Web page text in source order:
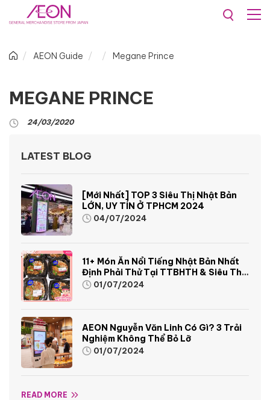
AEON Guide Megane Prince
MEGANE PRINCE
24/03/2020
LATEST BLOG
[Mới Nhất] TOP 3 Siêu Thị Nhật Bản
LỚN, UY TÍN Ở TPHCM 2024
04/07/2024
11+ Món Ăn Nổi Tiếng Nhật Bản Nhất
Định Phải Thử Tại TTBHTH & Siêu Thị
AEON01/07/2024
AEON Nguyễn Văn Linh Có Gì? 3 Trải
Nghiệm Không Thể Bỏ Lỡ
01/07/2024
READ MORE